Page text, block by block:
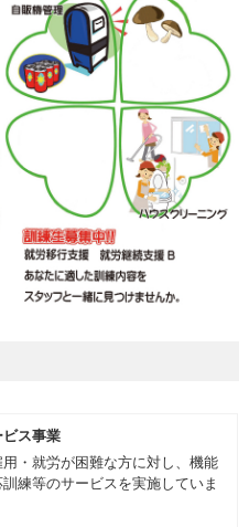
ビス事業
・就労が困難な方に対し、機能
練等のサービスを実施していま